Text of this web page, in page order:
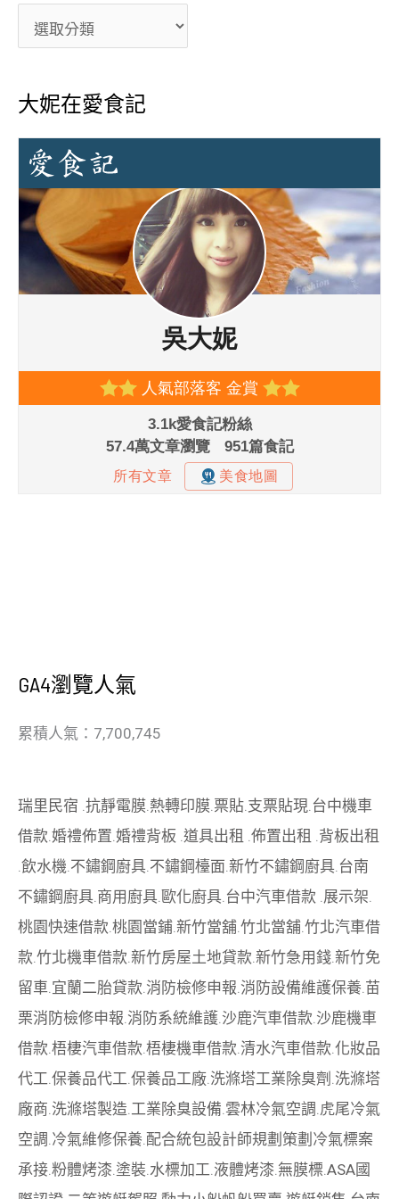
大妮在愛食記
GA4瀏覽人氣
累積人氣：7,700,745
瑞里民宿 .抗靜電膜.熱轉印膜.票貼.支票貼現.台中機車
借款.婚禮佈置.婚禮背板 .道具出租 .佈置出租 .背板出租
.飲水機.不鏽鋼廚具.不鏽鋼檯面.新竹不鏽鋼廚具.台南
不鏽鋼廚具.商用廚具.歐化廚具.台中汽車借款 .展示架.
桃園快速借款.桃園當鋪.新竹當舖.竹北當舖.竹北汽車借
款.竹北機車借款.新竹房屋土地貸款.新竹急用錢.新竹免
留車.宜蘭二胎貸款.消防檢修申報.消防設備維護保養.苗
栗消防檢修申報.消防系統維護.沙鹿汽車借款.沙鹿機車
借款.梧棲汽車借款.梧棲機車借款.清水汽車借款.化妝品
代工.保養品代工.保養品工廠.洗滌塔工業除臭劑 .洗滌塔
廠商.洗滌塔製造.工業除臭設備.雲林冷氣空調.虎尾冷氣
空調.冷氣維修保養.配合統包設計師規劃策劃 冷氣標案
承接.粉體烤漆.塗裝.水標加工.液體烤漆.無膜標.ASA國